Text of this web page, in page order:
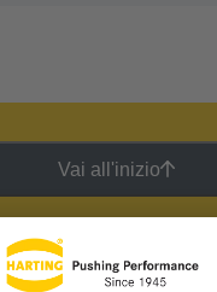
Vai all'inizio